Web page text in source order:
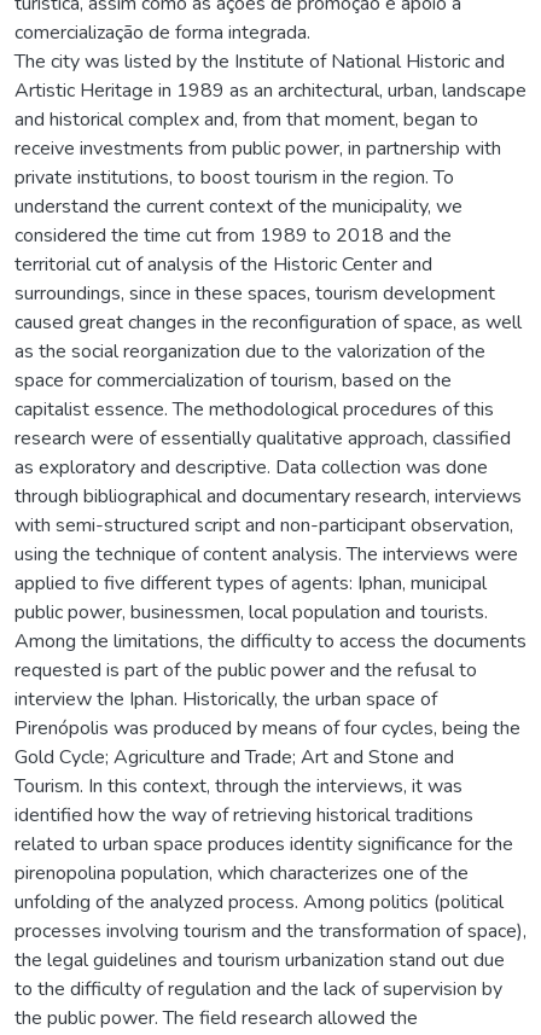
comercialização de forma integrada.
The city was listed by the Institute of National Historic and
Artistic Heritage in 1989 as an architectural, urban, landscape
and historical complex and, from that moment, began to
receive investments from public power, in partnership with
private institutions, to boost tourism in the region. To
understand the current context of the municipality, we
considered the time cut from 1989 to 2018 and the
territorial cut of analysis of the Historic Center and
surroundings, since in these spaces, tourism development
caused great changes in the reconfiguration of space, as well
as the social reorganization due to the valorization of the
space for commercialization of tourism, based on the
capitalist essence. The methodological procedures of this
research were of essentially qualitative approach, classified
as exploratory and descriptive. Data collection was done
through bibliographical and documentary research, interviews
with semi-structured script and non-participant observation,
using the technique of content analysis. The interviews were
applied to five different types of agents: Iphan, municipal
public power, businessmen, local population and tourists.
Among the limitations, the difficulty to access the documents
requested is part of the public power and the refusal to
interview the Iphan. Historically, the urban space of
Pirenópolis was produced by means of four cycles, being the
Gold Cycle; Agriculture and Trade; Art and Stone and
Tourism. In this context, through the interviews, it was
identified how the way of retrieving historical traditions
related to urban space produces identity significance for the
pirenopolina population, which characterizes one of the
unfolding of the analyzed process. Among politics (political
processes involving tourism and the transformation of space),
the legal guidelines and tourism urbanization stand out due
to the difficulty of regulation and the lack of supervision by
the public power. The field research allowed the